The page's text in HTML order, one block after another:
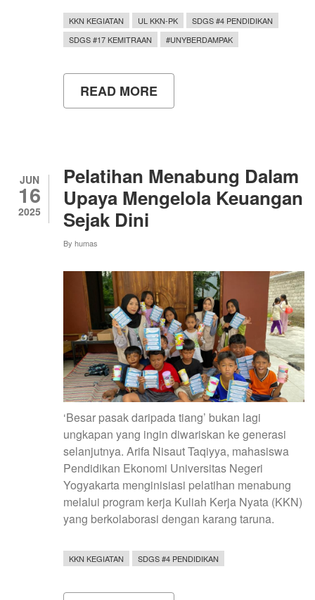
KKN KEGIATAN UL KKN-PK
SDGS #4 PENDIDIKAN
SDGS #17 KEMITRAAN
#UNYBERDAMPAK
READ MORE
BEDAH
MENGGALI
POTENSI
DAN
MENGAKSELERASI
JUN
16
2025
Pelatihan Menabung Dalam
Upaya Mengelola Keuangan
Sejak Dini
By humas
‘Besar pasak daripada tiang’ bukan lagi
ungkapan yang ingin diwariskan ke generasi
selanjutnya. Arifa Nisaut Taqiyya, mahasiswa
Pendidikan Ekonomi Universitas Negeri
Yogyakarta menginisiasi pelatihan menabung
melalui program kerja Kuliah Kerja Nyata (KKN)
yang berkolaborasi dengan karang taruna.
KKN KEGIATAN SDGS #4 PENDIDIKAN